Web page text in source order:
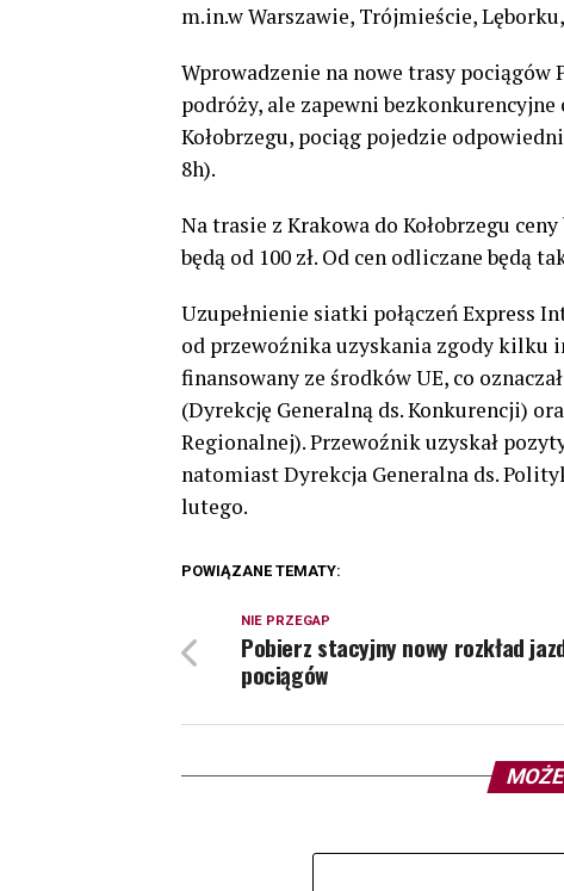
m.in.w Warszawie, Trójmieście,
Wprowadzenie na nowe trasy
podróży, ale zapewni
Kołobrzegu, pociąg pojedzie
8h).
Na trasie z Krakowa do Kołobrzegu
będą od 100 zł. Od cen odliczane będą
Uzupełnienie siatki połączeń Express
od przewoźnika uzyskania zgody kilku
finansowany ze środków UE, co
(Dyrekcję Generalną ds. Konkurencji)
Regionalnej). Przewoźnik uzyskał
natomiast Dyrekcja Generalna ds.
lutego.
POWIĄZANE TEMATY:
NIE PRZEGAP
Pobierz stacyjny nowy rozkład
pociągów